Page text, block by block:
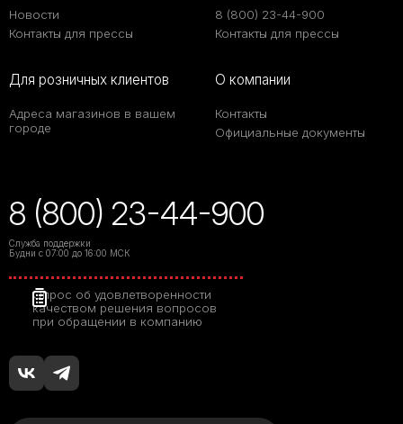
Новости
Контакты для прессы
8 (800) 23-44-900
Контакты для прессы
Для розничных клиентов
Адреса магазинов в вашем
городе
О компании
Контакты
Официальные документы
8 (800) 23-44-900
Служба поддержки
Будни с 07:00 до 16:00 МСК
Опрос об удовлетворенности
качеством решения вопросов
при обращении в компанию